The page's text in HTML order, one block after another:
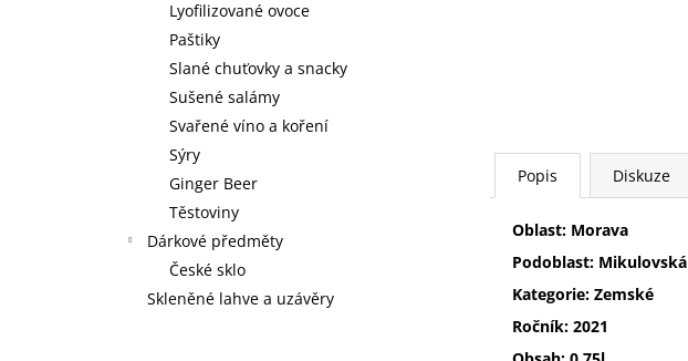
Lyofilizované ovoce
Paštiky
Slané chuťovky a snacky
Sušené salámy
Svařené víno a koření
Sýry
Ginger Beer
Těstoviny
Dárkové předměty
České sklo
Skleněné lahve a uzávěry
Popis Diskuze
Oblast: Morava
Podoblast: Mikulovská
Kategorie: Zemské
Ročník: 2021